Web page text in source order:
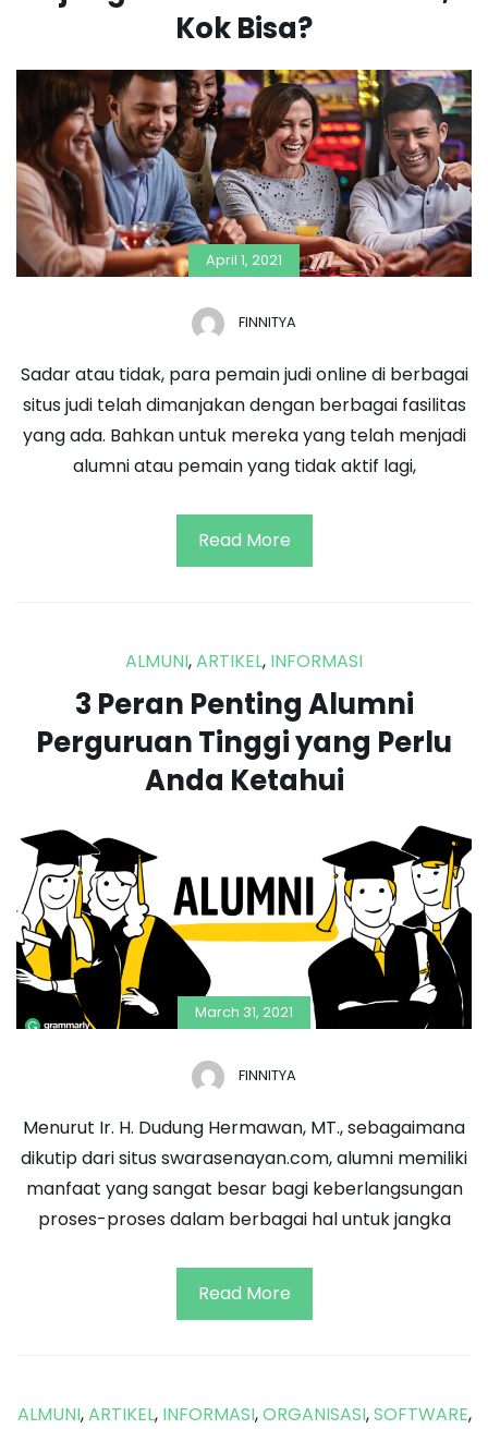
Kok Bisa?
April 1, 2021
FINNITYA
Sadar atau tidak, para pemain judi online di berbagai
situs judi telah dimanjakan dengan berbagai fasilitas
yang ada. Bahkan untuk mereka yang telah menjadi
alumni atau pemain yang tidak aktif lagi,
Read More
ALMUNI,ARTIKEL, INFORMASI
3 Peran Penting Alumni
Perguruan Tinggi yang Perlu
Anda Ketahui
March 31, 2021
FINNITYA
Menurut Ir. H. Dudung Hermawan, MT., sebagaimana
dikutip dari situs swarasenayan.com, alumni memiliki
manfaat yang sangat besar bagi keberlangsungan
proses-proses dalam berbagai hal untuk jangka
Read More
ALMUNI,ARTIKEL, INFORMASI,ORGANISASI,SOFTWARE,